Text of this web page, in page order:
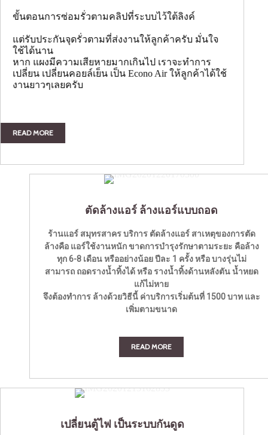
ขั้นตอนการซ่อมรั่วตามคลิปที่ระบบไว้ใต้ลิงค์
แต่รับประกันจุดรั่วตามที่ส่งงานให้ลูกค้าครับ มั่นใจ
ใช้ได้นาน
หาก แผงมีความเสียหายมากเกินไป เราจะทำการ
เปลี่ยน เปลี่ยนคอยล์เย็น เป็น Econo Air ให้ลูกค้าได้ใช้
งานยาวๆเลยครับ
READ MORE
ตัดล้างแอร์ ล้างแอร์แบบถอด
ร้านแอร์ สมุทรสาคร บริการ ตัดล้างแอร์ สาเหตุของการตัด
ล้างคือ แอร์ใช้งานหนัก ขาดการบำรุงรักษาตามระยะ คือล้าง
ทุก 6-8 เดือน หรืออย่างน้อย ปีละ 1 ครั้ง หรือ บางรุ่นไม่
สามารถ ถอดรางน้ำทิ้งได้ หรือ รางน้ำทิ้งด้านหลังตัน น้ำหยด
แก้ไม่หาย
จึงต้องทำการ ล้างด้วยวิธีนี้ ค่าบริการเริ่มต้นที่ 1500 บาท และ
เพิ่มตามขนาด
READ MORE
เปลี่ยนตู้ไฟ เป็นระบบกันดูด